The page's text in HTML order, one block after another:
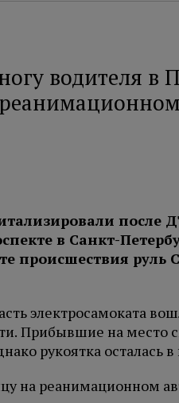
водителя в
после
в Санкт-
происшествия руль
электросамоката
Прибывшие на место
рукоятка осталась
на реанимационном